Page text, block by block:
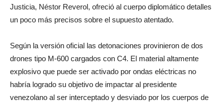
Justicia, Néstor Reverol, ofreció al cuerpo diplomático detalles
un poco más precisos sobre el supuesto atentado.
Según la versión oficial las detonaciones provinieron de dos
drones tipo M-600 cargados con C4. El material altamente
explosivo que puede ser activado por ondas eléctricas no
habría logrado su objetivo de impactar al presidente
venezolano al ser interceptado y desviado por los cuerpos de